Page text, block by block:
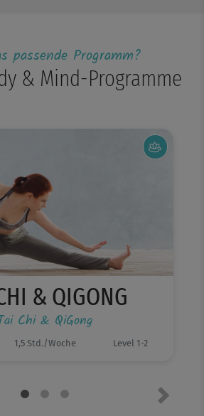
passende Programm?
& Mind-Programme
& QIGONG
Chi & QiGong
1,5 Std./Woche Level 1-2